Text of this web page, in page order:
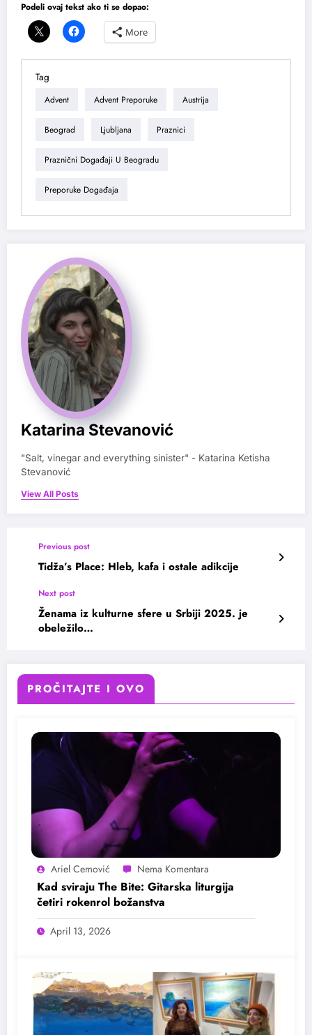
Podeli ovaj tekst ako ti se dopao:
More
Tag
Advent Advent Preporuke Austrija
Beograd Ljubljana Praznici
Praznični Događaji U Beogradu
Preporuke Događaja
Katarina Stevanović
"Salt, vinegar and everything sinister" - Katarina Ketisha
Stevanović
View All Posts
Previous post
Tidža’s Place: Hleb, kafa i ostale adikcije
Next post
Ženama iz kulturne sfere u Srbiji 2025. je
obeležilo…
PROČITAJTE I OVO
Ariel Cemović
Kad sviraju The Bite: Gitarska liturgija
četiri rokenrol božanstva
April 13, 2026